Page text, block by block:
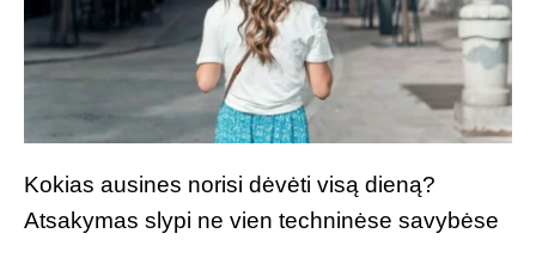
Kokias ausines norisi dėvėti visą dieną?
Atsakymas slypi ne vien techninėse savybėse